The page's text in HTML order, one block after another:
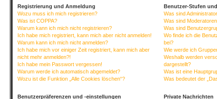
Registrierung und Anmeldung
Wozu muss ich mich registrieren?
Was ist COPPA?
Warum kann ich mich nicht registrieren?
Ich habe mich registriert, kann mich aber nicht anmelden!
Warum kann ich mich nicht anmelden?
Ich habe mich vor einiger Zeit registriert, kann mich aber
nicht mehr anmelden?!
Ich habe mein Passwort vergessen!
Warum werde ich automatisch abgemeldet?
Wozu ist die Funktion „Alle Cookies löschen“?
Benutzerpräferenzen und -einstellungen
Benutzer-Stufen
Was sind
Was sind
Was sind
Wo finde ich die
bei?
Wie werde ich
Weshalb werden
dargestellt?
Was ist eine
Was bedeutet der
Private Nachrichten